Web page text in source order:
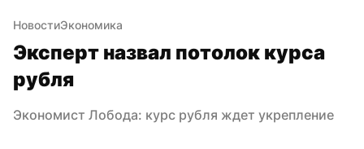
НовостиЭкономика
Эксперт назвал потолок курса
рубля
Экономист Лобода: курс рубля ждет укрепление